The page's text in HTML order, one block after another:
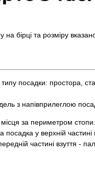
на бірці та розміру
посадки: простора,
з напівприлеглою
місця за периметром
посадка у верхній частині
частині взуття -